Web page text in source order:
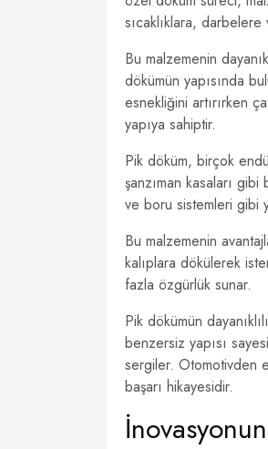
sıcaklıklara, darbelere
Bu malzemenin
dökümün yapısında
esnekliğini artırırken
yapıya sahiptir.
Pik döküm, birçok
şanzıman kasaları
ve boru sistemleri gibi
Bu malzemenin
kalıplara dökülerek
fazla özgürlük sunar.
Pik dökümün
benzersiz yapısı
sergiler. Otomotivden
başarı hikayesidir.